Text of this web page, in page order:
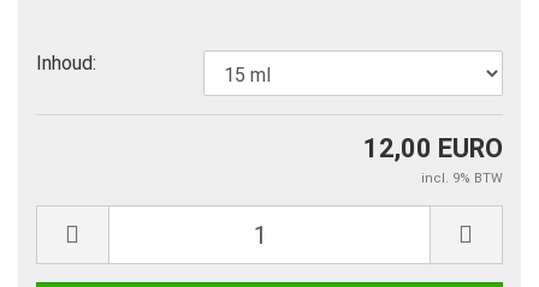
Inhoud:
12,00 EURO
incl. 9% BTW